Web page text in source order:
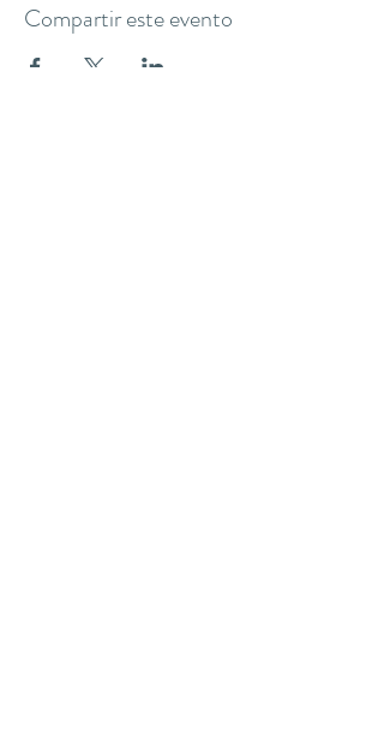
Compartir este evento